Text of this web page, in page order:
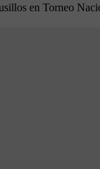
en Torneo